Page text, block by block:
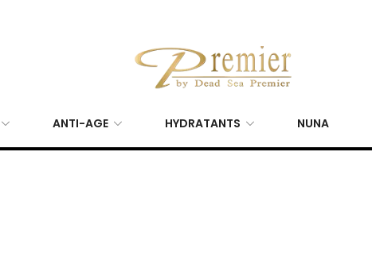
ANTI-AGE HYDRATANTS NUNA